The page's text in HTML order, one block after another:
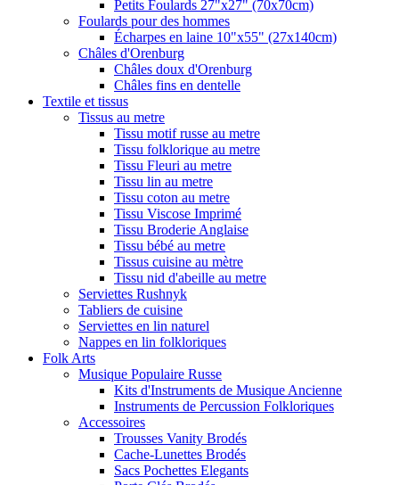
Petits Foulards 27"x27" (70x70cm)
Foulards pour des hommes
Écharpes en laine 10"x55" (27x140cm)
Châles d'Orenburg
Châles doux d'Orenburg
Châles fins en dentelle
Textile et tissus
Tissus au metre
Tissu motif russe au metre
Tissu folklorique au metre
Tissu Fleuri au metre
Tissu lin au metre
Tissu coton au metre
Tissu Viscose Imprimé
Tissu Broderie Anglaise
Tissu bébé au metre
Tissus cuisine au mètre
Tissu nid d'abeille au metre
Serviettes Rushnyk
Tabliers de cuisine
Serviettes en lin naturel
Nappes en lin folkloriques
Folk Arts
Musique Populaire Russe
Kits d'Instruments de Musique Ancienne
Instruments de Percussion Folkloriques
Accessoires
Trousses Vanity Brodés
Cache-Lunettes Brodés
Sacs Pochettes Elegants